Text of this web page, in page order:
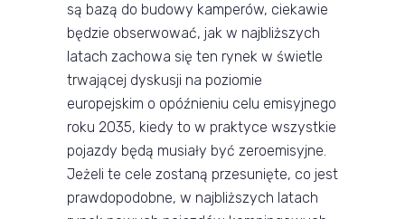
są bazą do budowy kamperów, ciekawie
będzie obserwować, jak w najbliższych
latach zachowa się ten rynek w świetle
trwającej dyskusji na poziomie
europejskim o opóźnieniu celu emisyjnego
roku 2035, kiedy to w praktyce wszystkie
pojazdy będą musiały być zeroemisyjne.
Jeżeli te cele zostaną przesunięte, co jest
prawdopodobne, w najbliższych latach